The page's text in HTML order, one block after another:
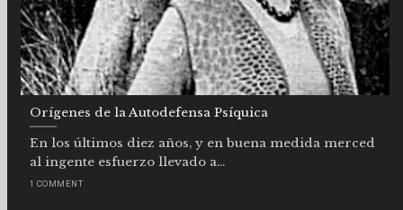
Orígenes de la Autodefensa Psíquica
En los últimos diez años, y en buena medida merced
al ingente esfuerzo llevado a...
1 COMMENT